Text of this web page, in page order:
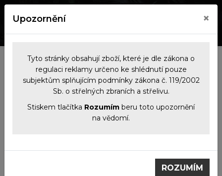
Kategorie
PříslušenstvíPouzdra
na
IWB vnitřní kydexové
pouzdro na Glock 48 Rail,
plný sweatguard, černé
Upozornění ×
Tyto stránky obsahují zboží, které je dle zákona o
regulaci reklamy určeno ke shlédnutí pouze
subjektům splňujícím podmínky zákona č. 119/2002
Sb. o střelných zbraních a střelivu.
Stiskem tlačítka Rozumím beru toto upozornění
na vědomí.
ROZUMÍM